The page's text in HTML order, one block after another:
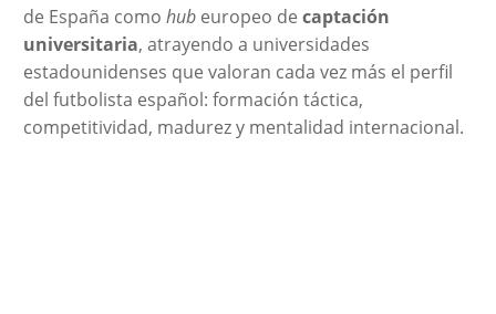
de España como hubeuropeo de captación
universitaria, atrayendo a universidades
estadounidenses que valoran cada vez más el perfil
del futbolista español: formación táctica,
competitividad, madurez y mentalidad internacional.